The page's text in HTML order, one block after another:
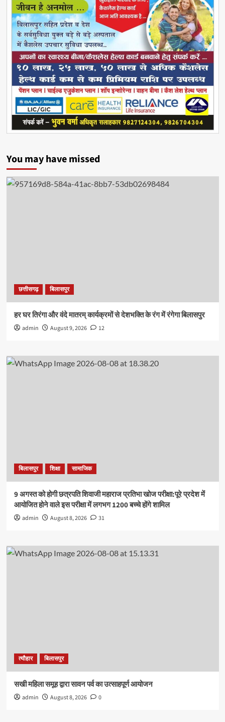
You may have missed
छत्तीसगढ़ बिलासपुर
हर घर तिरंगा और वंदे मातरम् कार्यक्रमों से देशभक्ति के रंग में रंगेगा बिलासपुर
admin August 9, 2026 12
बिलासपुर शिक्षा सामाजिक
9 अगस्त को होगी छत्रपति शिवाजी महाराज प्रतिभा खोज परीक्षा:पूरे प्रदेश में
आयोजित होने वाले इस परीक्षा में लगभग 1200 बच्चे होंगे शामिल
admin August 8, 2026 31
त्यौहार बिलासपुर
सखी महिला समूह द्वारा सावन पर्व का उत्साहपूर्ण आयोजन
admin August 8, 2026 0